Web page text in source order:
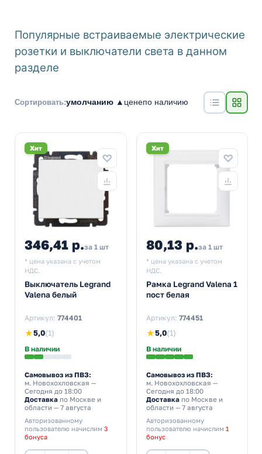
Популярные встраиваемые электрические
розетки и выключатели света в данном
разделе
Сортировать:умолчанию ▲ ценепо наличию
Хит
346,41 р.за 1 шт
* цена указана с учетом
НДС.
Выключатель Legrand
Valena белый
Артикул: 774401
★5,0(1)
В наличии
Самовывоз из ПВЗ:
м. Новохохловская —
Сегодня до 18:00
Доставка по Москве и
области — 7 августа
Авторизованному
пользователю начислим 3
бонуса
Хит
80,13 р.за 1 шт
* цена указана с учетом
НДС.
Рамка Legrand Valena 1
пост белая
Артикул: 774451
★5,0(1)
В наличии
Самовывоз из ПВЗ:
м. Новохохловская —
Сегодня до 18:00
Доставкапо Москве и
области — 7 августа
Авторизованному
пользователю начислим 1
бонус